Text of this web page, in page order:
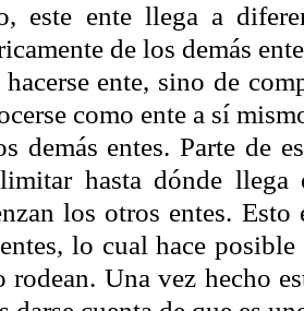
este ente llega a
de los demás
ente, sino de
como ente a sí
demás entes. Parte de
hasta dónde
los otros entes.
lo cual hace
rodean. Una vez hecho